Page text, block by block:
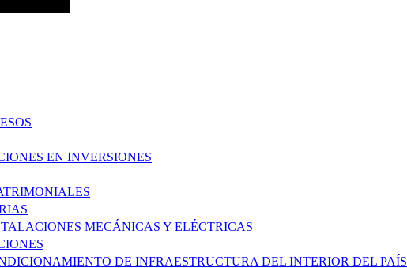
EN INVERSIONES
MECÁNICAS Y ELÉCTRICAS
DE INFRAESTRUCTURA DEL INTERIOR DEL PAÍS